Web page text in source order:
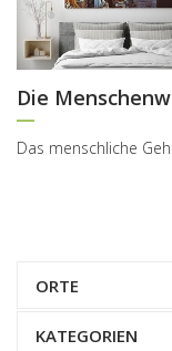
Die
ORTE
KATEGORIEN